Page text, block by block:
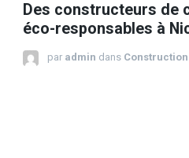
Des constructeurs de
éco-responsables à
par admin dans Construction